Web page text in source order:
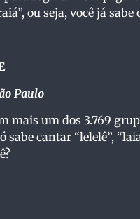
ou seja, você já sabe
Paulo
mais um dos 3.769
sabe cantar “lelelê”,